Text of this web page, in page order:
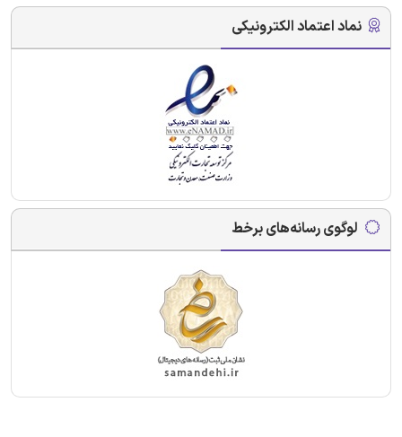
نماد اعتماد الکترونیکی
لوگوی رسانه‌های برخط